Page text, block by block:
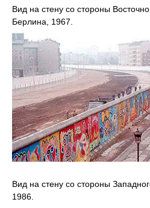
Вид на стену со стороны
Берлина, 1967.
Вид на стену со стороны
1986.